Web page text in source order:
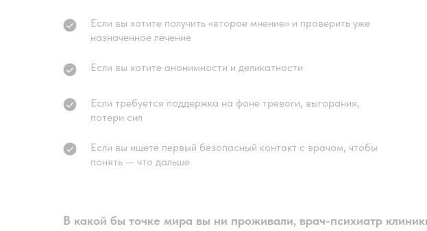
Если вы хотите получить «второе мнение» и проверить уже
назначенное лечение
Если вы хотите анонимности и деликатности
Если требуется поддержка на фоне тревоги, выгорания,
потери сил
Если вы ищете первый безопасный контакт с врачом, чтобы
понять — что дальше
В какой бы точке мира вы ни проживали, врач-психиатр